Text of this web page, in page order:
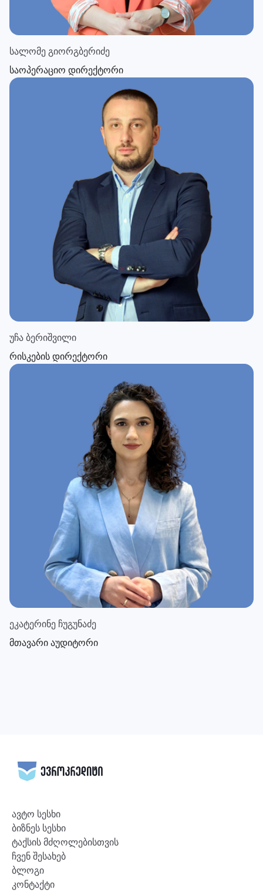
სალომე გიორგბერიძე
საოპერაციო დირექტორი
უჩა ბერიშვილი
რისკების დირექტორი
ეკატერინე ჩუგუნაძე
მთავარი აუდიტორი
ავტო სესხი
ბიზნეს სესხი
ტაქსის მძღოლებისთვის
ჩვენ შესახებ
ბლოგი
კონტაქტი